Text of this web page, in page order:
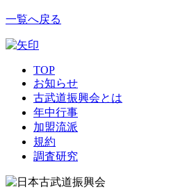
一覧へ戻る
TOP
お知らせ
古武道振興会とは
年中行事
加盟流派
規約
調査研究